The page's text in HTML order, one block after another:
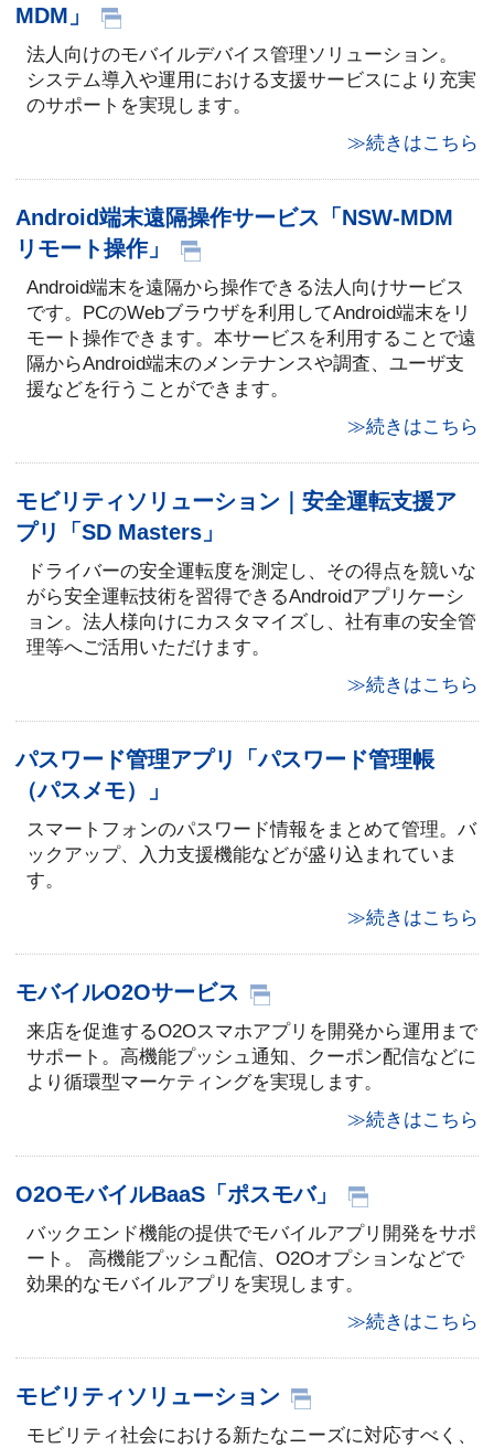
MDM」
法人向けのモバイルデバイス管理ソリューション。
システム導入や運用における支援サービスにより充実
のサポートを実現します。
≫続きはこちら
Android端末遠隔操作サービス「NSW-MDM
リモート操作」
Android端末を遠隔から操作できる法人向けサービス
です。PCのWebブラウザを利用してAndroid端末をリ
モート操作できます。本サービスを利用することで遠
隔からAndroid端末のメンテナンスや調査、ユーザ支
援などを行うことができます。
≫続きはこちら
モビリティソリューション｜安全運転支援ア
プリ「SD Masters」
ドライバーの安全運転度を測定し、その得点を競いな
がら安全運転技術を習得できるAndroidアプリケーシ
ョン。法人様向けにカスタマイズし、社有車の安全管
理等へご活用いただけます。
≫続きはこちら
パスワード管理アプリ「パスワード管理帳
（パスメモ）」
スマートフォンのパスワード情報をまとめて管理。バ
ックアップ、入力支援機能などが盛り込まれていま
す。
≫続きはこちら
モバイルO2Oサービス
来店を促進するO2Oスマホアプリを開発から運用まで
サポート。高機能プッシュ通知、クーポン配信などに
より循環型マーケティングを実現します。
≫続きはこちら
O2OモバイルBaaS「ポスモバ」
バックエンド機能の提供でモバイルアプリ開発をサポ
ート。 高機能プッシュ配信、O2Oオプションなどで
効果的なモバイルアプリを実現します。
≫続きはこちら
モビリティソリューション
モビリティ社会における新たなニーズに対応すべく、